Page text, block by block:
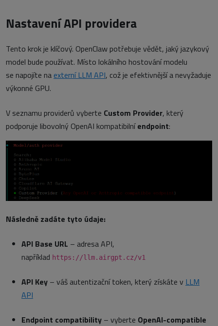
Nastavení API providera
Tento krok je klíčový. OpenClaw potřebuje vědět, jaký jazykový
model bude používat. Místo lokálního hostování modelu
se napojíte na externí LLM API, což je efektivnější a nevyžaduje
výkonné GPU.
V seznamu providerů vyberte Custom Provider, který
podporuje libovolný OpenAI kompatibilníendpoint:
Následně zadáte tyto údaje:
API Base URL – adresa API,
například https://llm.airgpt.cz/v1
API Key – váš autentizační token, který získáte v LLM
API
Endpoint compatibility – vyberte OpenAI-compatible